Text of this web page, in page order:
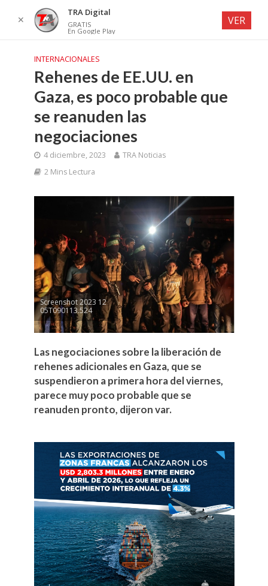
INTERNACIONALES
Rehenes de EE.UU. en
Gaza, es poco probable que
se reanuden las
negociaciones
4 diciembre, 2023
TRA Noticias
2 Mins Lectura
Screenshot 2023 12
05T090113.524
Las negociaciones sobre la liberación de
rehenes adicionales en Gaza, que se
suspendieron a primera hora del viernes,
parece muy poco probable que se
reanuden pronto, dijeron var.
✕
TRA Digital
GRATIS
En Google Play
VER